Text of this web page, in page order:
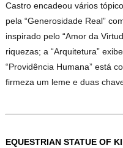
Castro encadeou vários
pela “Generosidade Real”
inspirado pelo “Amor da
riquezas; a “Arquitetura”
“Providência Humana” está
firmeza um leme e duas
EQUESTRIAN STATUE OF